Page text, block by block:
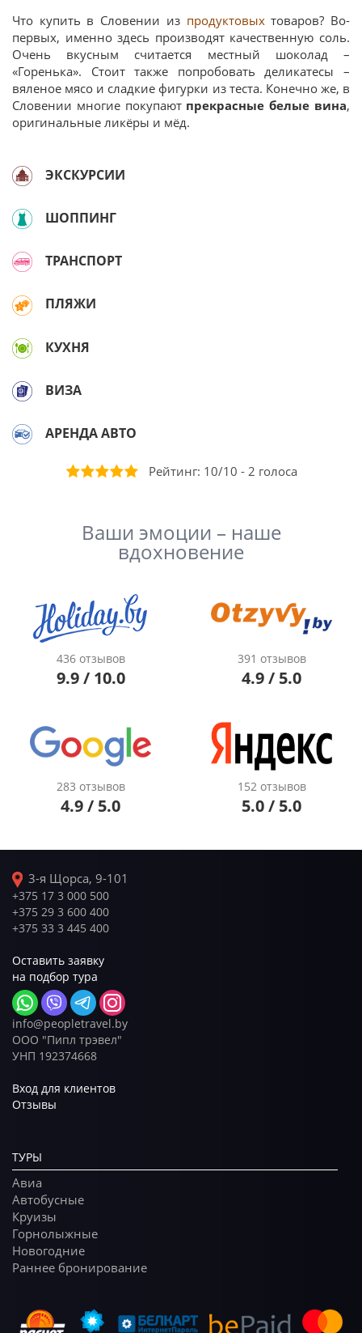
Что купить в Словении из продуктовыхтоваров? Во-
первых, именно здесь производят качественную соль.
Очень вкусным считается местный шоколад –
«Горенька». Стоит также попробовать деликатесы –
вяленое мясо и сладкие фигурки из теста. Конечно же, в
Словении многие покупают прекрасные белые вина,
оригинальные ликёры и мёд.
ЭКСКУРСИИ
ШОППИНГ
ТРАНСПОРТ
ПЛЯЖИ
КУХНЯ
ВИЗА
АРЕНДА АВТО
Рейтинг: 10/10 - 2 голоса
Ваши эмоции – наше
вдохновение
436 отзывов
9.9 / 10.0
391 отзывов
4.9 / 5.0
283 отзывов
4.9 / 5.0
152 отзывов
5.0 / 5.0
3-я Щорса, 9-101
+375 17 3 000 500
+375 29 3 600 400
+375 33 3 445 400
Оставить заявку
на подбор тура
info@peopletravel.by
ООО "Пипл трэвел"
УНП 192374668
Вход для клиентов
Отзывы
ТУРЫ
Авиа
Автобусные
Круизы
Горнолыжные
Новогодние
Раннее бронирование